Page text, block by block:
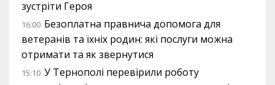
зустріти Героя
16:00 Безоплатна правнича допомога для
ветеранів та їхніх родин: які послуги можна
отримати та як звернутися
15:10 У Тернополі перевірили роботу